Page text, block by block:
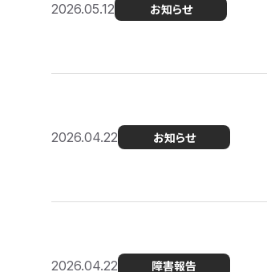
2026.05.12 お知らせ
2026.04.22 お知らせ
2026.04.22 障害報告